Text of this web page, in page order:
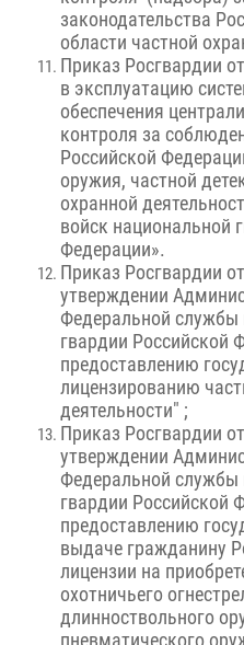
законодательства
области частной
Приказ Росгвардии
в эксплуатацию
обеспечения
контроля за
Российской
оружия, частной
охранной
войск национальной
Федерации».
Приказ Росгвардии
утверждении
Федеральной службы
гвардии Российской
предоставлению
лицензированию
деятельности" ;
Приказ Росгвардии
утверждении
Федеральной службы
гвардии Российской
предоставлению
выдаче гражданину
лицензии на
охотничьего
длинноствольного
пневматического